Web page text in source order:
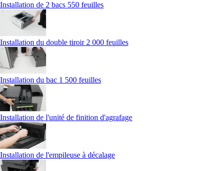
Installation de 2 bacs 550 feuilles
Installation du double tiroir 2 000 feuilles
Installation du bac 1 500 feuilles
Installation de l'unité de finition d'agrafage
Installation de l'empileuse à décalage